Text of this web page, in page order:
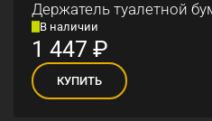
Держатель туалетной
В наличии
1 447 ₽
КУПИТЬ